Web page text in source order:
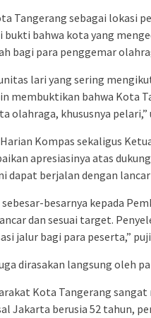
Tangerang sebagai lokasi
bahwa kota yang
bagi para penggemar
lari yang sering
membuktikan bahwa Kota
olahraga, khususnya pelari,”
Kompas sekaligus
apresiasinya atas
berjalan dengan lancar
besarnya kepada
dan sesuai target.
jalur bagi para peserta,” puji
dirasakan langsung oleh
Kota Tangerang
Jakarta berusia 52 tahun,